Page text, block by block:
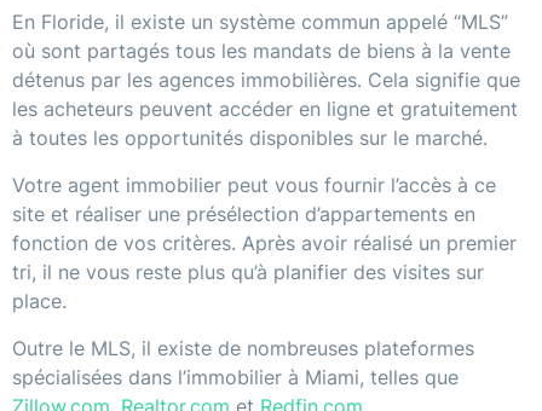
En Floride, il existe un système commun appelé “MLS”
où sont partagés tous les mandats de biens à la vente
détenus par les agences immobilières. Cela signifie que
les acheteurs peuvent accéder en ligne et gratuitement
à toutes les opportunités disponibles sur le marché.
Votre agent immobilier peut vous fournir l’accès à ce
site et réaliser une présélection d’appartements en
fonction de vos critères. Après avoir réalisé un premier
tri, il ne vous reste plus qu’à planifier des visites sur
place.
Outre le MLS, il existe de nombreuses plateformes
spécialisées dans l’immobilier à Miami, telles que